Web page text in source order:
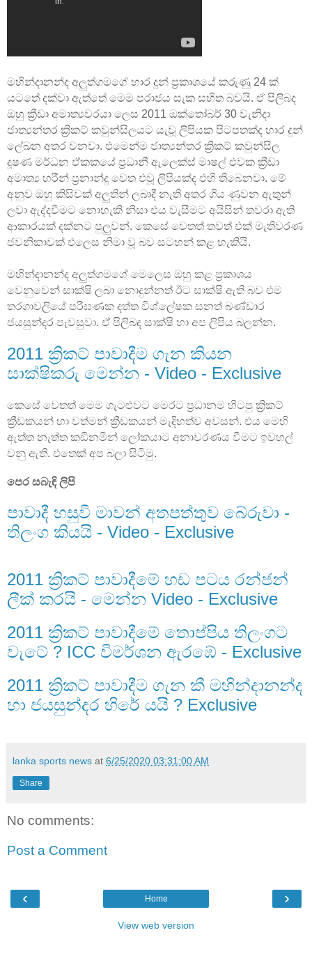
මහින්දානන්ද අලුත්ගමගේ භාර දුන් ප්‍රකාශයේ කරුණු 24 ක්
යටතේ දක්වා ඇත්තේ මෙම පරාජය සැක සහිත බවයි. ඒ පිලිබද
ඔහු ක්‍රීඩා අමාත්‍යවරයා ලෙස 2011 ඔක්තෝබර් 30 වැනිදා
ජාත්‍යන්තර ක්‍රිකට් කවුන්සිලයට යැවූ ලිපියක පිටපතක්ද භාර දුන්
ලේඛන අතර වනවා. එමෙන්ම ජාත්‍යන්තර ක්‍රිකට් කවුන්සිල
දූෂණ මර්ධන ඒකකයේ ප්‍රධානී ඇලෙක්ස් මාෂල් එවක ක්‍රීඩා
අමාත්‍ය හරීන් ප්‍රනාන්දු වෙත එවූ ලිපියක්ද එහි තිබෙනවා. මේ
අනුව ඔහු කිසිවක් අලුතින් ලබාදී නැති අතර ගිය ණුවන ඇතුන්
ලවා ඇද්දවීමට නොහැකි නිසා එය වැසීමට අයිසින් තවරා ඇති
ආකාරයක් දක්නට පුලුවන්. කෙසේ වෙතත් තවත් එක් මැතිවරණ
ජවනිකාවක් එලෙස නිමා වූ බව සටහන් කළ හැකියි.
මහින්දානන්ද අලුත්ගමගේ මෙලෙස ඔහු කළ ප්‍රකාශය
වෙනුවෙන් සාක්ෂි ලබා නොදුන්නත් ඊට සාක්ෂි ඇති බව එම
තරගාවලියේ පරිඝණක දත්ත විශ්ලේෂක සනත් බණ්ඩාර
ජයසුන්දර පැවසුවා. ඒ පිලිබද සාක්ෂි හා අප ලිපිය බලන්න.
2011 ක්‍රිකට් පාවාදීම ගැන කියන
සාක්ෂිකරු මෙන්න - Video - Exclusive
කෙසේ වෙතත් මෙම ගැටළුවට මෙරට ප්‍රධානම හිටපු ක්‍රිකට්
ක්‍රීඩකයන් හා වත්මන් ක්‍රීඩකයන් මැදිහත්ව අවසන්. එය මෙහි
ඇත්ත නැත්ත කඩිනමින් ලෝකයාට අනාවරණය වීමට ඉවහල්
වනු ඇති. එතෙක් අප බලා සිටිමු.
පෙර සබැඳි ලිපි
පාවාදී හසුවී මාවන් අතපත්තුව බේරුවා -
තිලංග කියයි - Video - Exclusive
2011 ක්‍රිකට් පාවාදීමේ හඩ පටය රන්ජන්
ලීක් කරයි - මෙන්න Video - Exclusive
2011 ක්‍රිකට් පාවාදීමේ තොප්පිය තිලංගට
වැටේ ? ICC විමර්ශන ඇරඹේ - Exclusive
2011 ක්‍රිකට් පාවාදීම ගැන කී මහින්දානන්ද
හා ජයසුන්දර හිරේ යයි ? Exclusive
lanka sports news at 6/25/2020 03:31:00 AM
Share
No comments:
Post a Comment
‹ ›
Home
View web version